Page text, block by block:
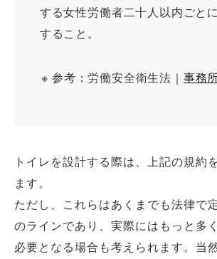
する女性労働者二十人以内ごと
すること。
※ 参考：労働安全衛生法｜ 事務
トイレを設計する際は、上記の規約
ます。
ただし、これらはあくまでも法律で
のラインであり、実際にはもっと多
必要となる場合も考えられます。当